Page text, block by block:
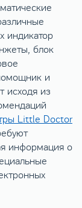
индикатор
блок
и
исходя из
Little Doctor
информация о